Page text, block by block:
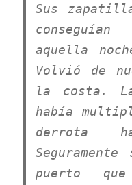
Sus
aquella
Volvió de
la costa.
había
derrota
puerto